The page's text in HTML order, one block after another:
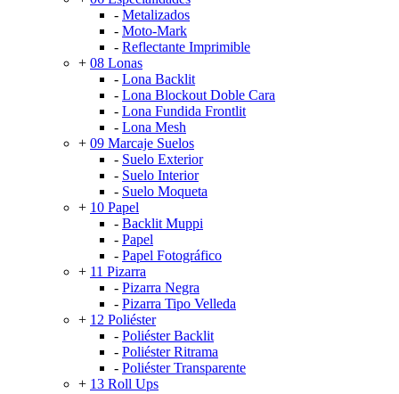
- Metalizados
- Moto-Mark
- Reflectante Imprimible
+ 08 Lonas
- Lona Backlit
- Lona Blockout Doble Cara
- Lona Fundida Frontlit
- Lona Mesh
+ 09 Marcaje Suelos
- Suelo Exterior
- Suelo Interior
- Suelo Moqueta
+ 10 Papel
- Backlit Muppi
- Papel
- Papel Fotográfico
+ 11 Pizarra
- Pizarra Negra
- Pizarra Tipo Velleda
+ 12 Poliéster
- Poliéster Backlit
- Poliéster Ritrama
- Poliéster Transparente
+ 13 Roll Ups